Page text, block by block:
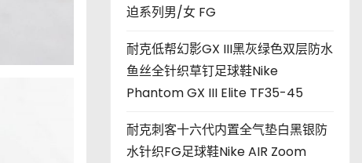
迫系列男/女 FG
耐克低帮幻影GX III黑灰绿色双层防水
鱼丝全针织草钉足球鞋Nike
Phantom GX III Elite TF35-45
耐克刺客十六代内置全气垫白黑银防
水针织FG足球鞋Nike AIR Zoom